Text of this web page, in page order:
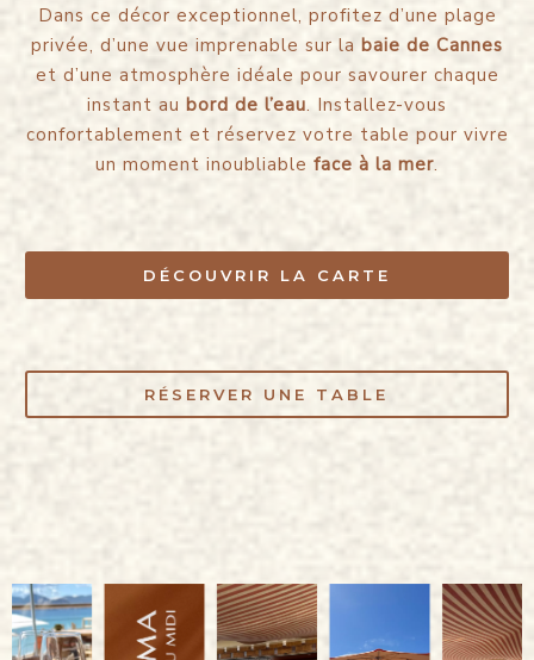
Dans ce décor exceptionnel, profitez d’une plage
privée, d’une vue imprenable sur la baie de Cannes
et d’une atmosphère idéale pour savourer chaque
instant au bord de l’eau. Installez-vous
confortablement et réservez votre table pour vivre
un moment inoubliable face à la mer.
DÉCOUVRIR LA CARTE
RÉSERVER UNE TABLE